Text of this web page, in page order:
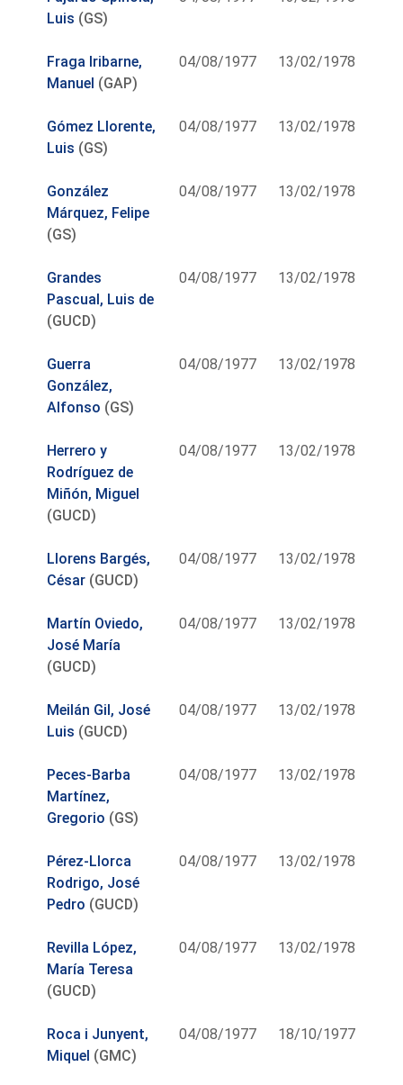
Luis (GS)
Fraga Iribarne,
Manuel (GAP)
04/08/1977 13/02/1978
Gómez Llorente,
Luis (GS)
04/08/1977 13/02/1978
González
Márquez, Felipe
(GS)
04/08/1977 13/02/1978
Grandes
Pascual, Luis de
(GUCD)
04/08/1977 13/02/1978
Guerra
González,
Alfonso (GS)
04/08/1977 13/02/1978
Herrero y
Rodríguez de
Miñón, Miguel
(GUCD)
04/08/1977 13/02/1978
Llorens Bargés,
César (GUCD)
04/08/1977 13/02/1978
Martín Oviedo,
José María
(GUCD)
04/08/1977 13/02/1978
Meilán Gil, José
Luis (GUCD)
04/08/1977 13/02/1978
Peces-Barba
Martínez,
Gregorio (GS)
04/08/1977 13/02/1978
Pérez-Llorca
Rodrigo, José
Pedro (GUCD)
04/08/1977 13/02/1978
Revilla López,
María Teresa
(GUCD)
04/08/1977 13/02/1978
Roca i Junyent,
Miquel (GMC)
04/08/1977 18/10/1977